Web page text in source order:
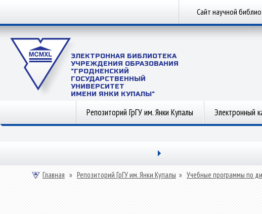
Сайт научной
ЭЛЕКТРОННАЯ БИБЛИОТЕКА
УЧРЕЖДЕНИЯ ОБРАЗОВАНИЯ
"ГРОДНЕНСКИЙ
ГОСУДАРСТВЕННЫЙ
УНИВЕРСИТЕТ
ИМЕНИ ЯНКИ КУПАЛЫ"
Репозиторий ГрГУ им. Янки Купалы Электронный
Главная » Репозиторий ГрГУ им. Янки Купалы » Учебные программы по